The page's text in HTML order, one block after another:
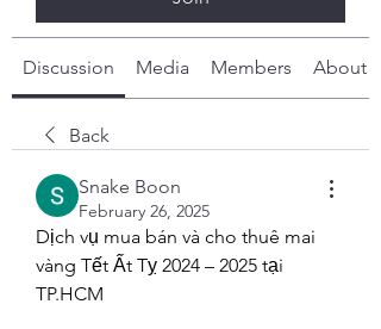
Discussion Media Members About
Back
Snake Boon
February 26, 2025
Dịch vụ mua bán và cho thuê mai
vàng Tết Ất Tỵ 2024 – 2025 tại
TP.HCM